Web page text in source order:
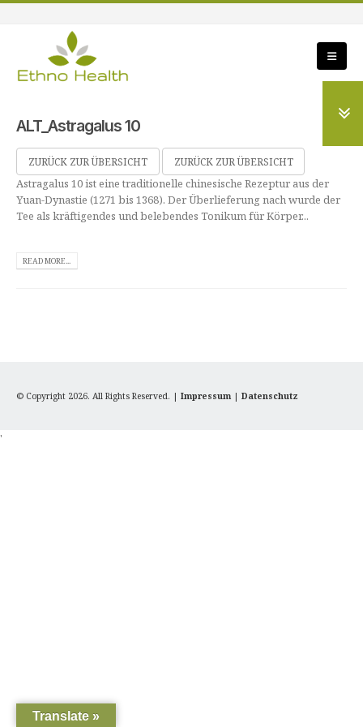
ALT_Astragalus 10
ZURÜCK ZUR ÜBERSICHT ZURÜCK ZUR ÜBERSICHT
Astragalus 10 ist eine traditionelle chinesische Rezeptur aus der
Yuan-Dynastie (1271 bis 1368). Der Überlieferung nach wurde der
Tee als kräftigendes und belebendes Tonikum für Körper...
READ MORE...
© Copyright 2026. All Rights Reserved. | Impressum | Datenschutz
'
Translate »